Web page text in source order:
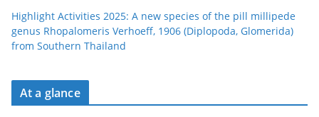
Highlight Activities 2025: A new species of the pill millipede
genus Rhopalomeris Verhoeff, 1906 (Diplopoda, Glomerida)
from Southern Thailand
At a glance